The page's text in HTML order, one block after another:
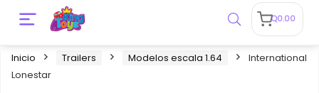
Q0.00
Inicio Trailers Modelos escala 1.64
International
Lonestar